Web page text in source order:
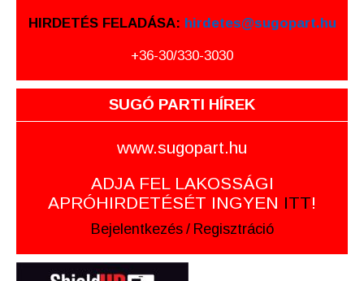
HIRDETÉS FELADÁSA: hirdetes@sugopart.hu
+36-30/330-3030
SUGÓ PARTI HÍREK
www.sugopart.hu
ADJA FEL LAKOSSÁGI
APRÓHIRDETÉSÉT INGYEN ITT!
Bejelentkezés / Regisztráció